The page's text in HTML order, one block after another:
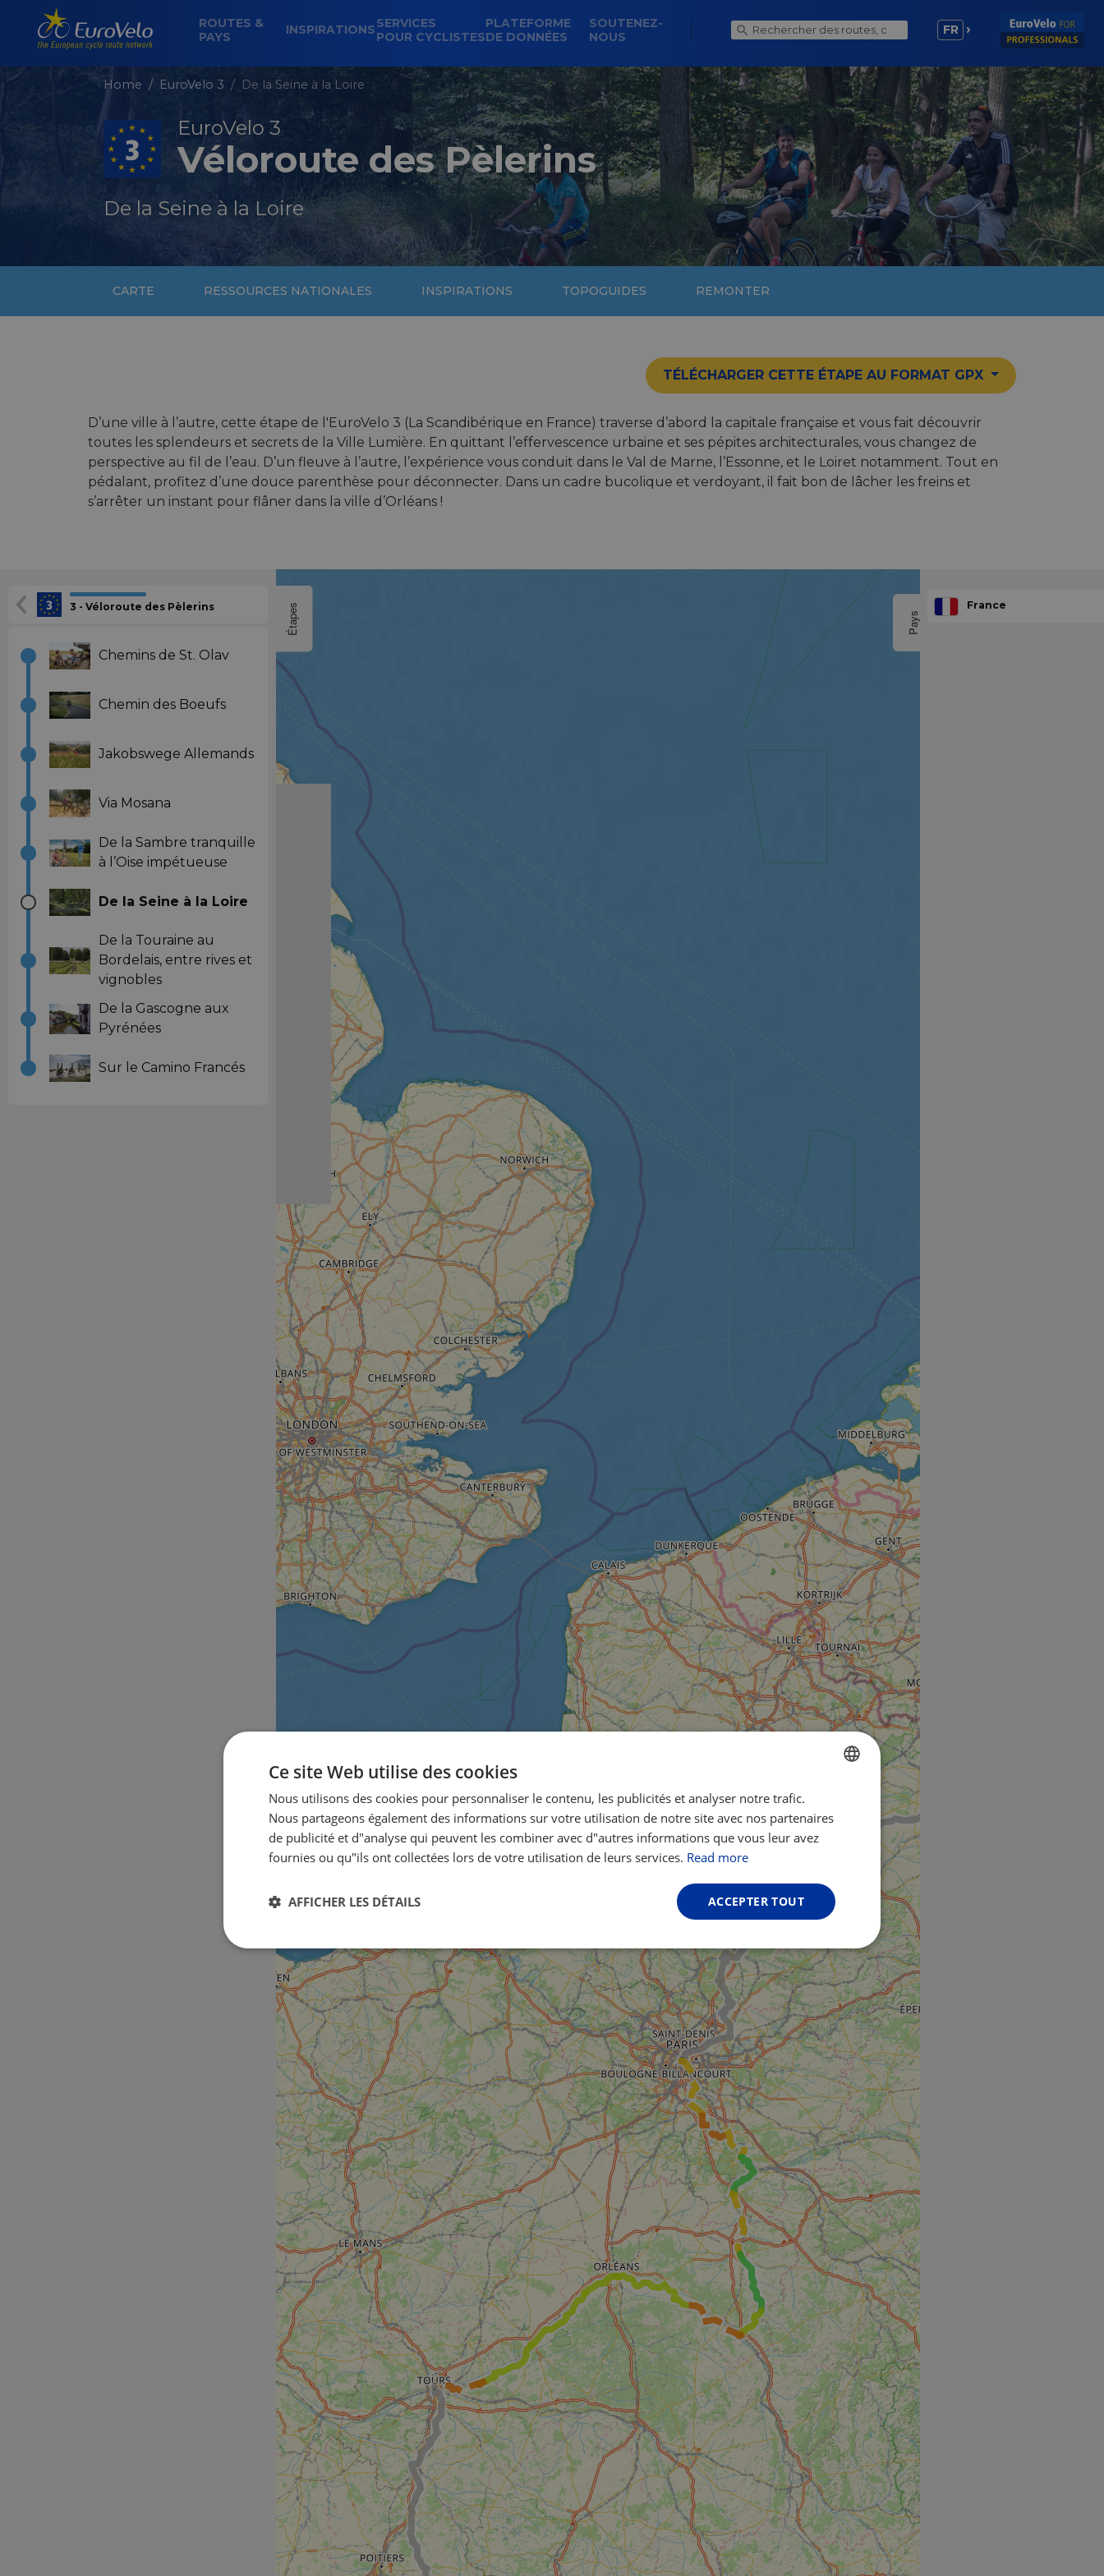
ROUTES &
PAYS
INSPIRATIONSSERVICES
POUR CYCLISTES
PLATEFORME
DE DONNÉES
SOUTENEZ-
NOUS
FR
Home EuroVelo 3 De la Seine à la Loire
EuroVelo 3
Véloroute des Pèlerins
De la Seine à la Loire
CARTE RESSOURCES NATIONALES INSPIRATIONS TOPOGUIDES REMONTER
TÉLÉCHARGER CETTE ÉTAPE AU FORMAT GPX
D’une ville à l’autre, cette étape de l'EuroVelo 3 (La Scandibérique en France) traverse d’abord la capitale française et vous fait découvrir
toutes les splendeurs et secrets de la Ville Lumière. En quittant l’effervescence urbaine et ses pépites architecturales, vous changez de
perspective au fil de l’eau. D’un fleuve à l’autre, l’expérience vous conduit dans le Val de Marne, l’Essonne, et le Loiret notamment. Tout en
pédalant, profitez d’une douce parenthèse pour déconnecter. Dans un cadre bucolique et verdoyant, il fait bon de lâcher les freins et
s’arrêter un instant pour flâner dans la ville d’Orléans !
3 - Véloroute des Pèlerins
Chemins de St. Olav
Chemin des Boeufs
Jakobswege Allemands
Via Mosana
De la Sambre tranquille
à l’Oise impétueuse
De la Seine à la Loire
De la Touraine au
Bordelais, entre rives et
vignobles
De la Gascogne aux
Pyrénées
Sur le Camino Francés
Étapes Pays
France
FRENCH
Ce site Web utilise des cookies
Nous utilisons des cookies pour personnaliser le contenu, les publicités et analyser notre trafic.
Nous partageons également des informations sur votre utilisation de notre site avec nos partenaires
de publicité et d"analyse qui peuvent les combiner avec d"autres informations que vous leur avez
fournies ou qu"ils ont collectées lors de votre utilisation de leurs services. Read more
ACCEPTER TOUT
AFFICHER LES DÉTAILS
Strictement
nécessaires
Performance Ciblage Fonctionnalité Non classifiés
Strictement nécessaires Performance Ciblage Fonctionnalité Non classifiés
Les cookies strictement nécessaires habilitent des fonctionnalités de base du site Web telles que la connexion des utilisateurs et
la gestion des comptes. Le site Web ne peut pas être utilisé correctement sans les cookies strictement nécessaires.
Nom
Fournisseur /
Domaine
Expiration Description
csrftoken .instagram.com
1 an 1
mois
This cookie is associated with the Django web development
platform for Python. It is designed to help protect a site against
at particular type of software attack on web forms.
cf_chl_rc_i
Cloudflare, Inc.
gleam.io
59
minutes
42
secondes
This cookie is associated with Cloudflare's challenge-response
tests, which are used to ensure that the website's traffic is
legitimate and not coming from automated bots. It is part of
Cloudflare's security features.
__cf_bm
Cloudflare Inc.
.vimeo.com
29
minutes
50
secondes
This cookie is used to distinguish between humans and bots.
This is beneficial for the website, in order to make valid reports
on the use of their website.
__cf_bm
Cloudflare Inc.
.gleam.io
29
minutes
44
secondes
This cookie is used to distinguish between humans and bots.
This is beneficial for the website, in order to make valid reports
on the use of their website.
AWSALBCORS
Amazon.com Inc.
analytics.sitewit.com
1 semaine
For continued stickiness support with CORS use cases after the
Chromium update, we are creating additional stickiness cookies
for each of these duration-based stickiness features named
AWSALBCORS (ALB).
ASP.NET_SessionId
Microsoft
Corporation
analytics.sitewit.com
Session
General purpose platform session cookie, used by sites written
with Miscrosoft .NET based technologies. Usually used to
maintain an anonymised user session by the server.
li_gc
LinkedIn
Corporation
.linkedin.com
5 mois 4
semaines
Utilisé pour stocker le consentement des clients à l'utilisation de
cookies à des fins non essentielles
CookieScriptConsent
CookieScript
11 mois 4
semaines
Ce cookie est utilisé par le service Cookie-Script.com pour
mémoriser les préférences de consentement des visiteurs en
Politique de confidentialité de Google